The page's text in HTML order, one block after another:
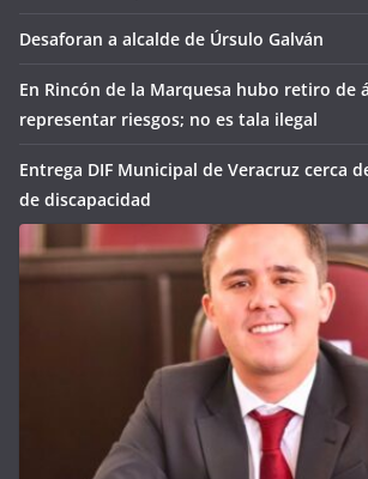
Desaforan a alcalde de Úrsulo Galván
En Rincón de la Marquesa hubo retiro de
representar riesgos; no es tala ilegal
Entrega DIF Municipal de Veracruz cerca
de discapacidad